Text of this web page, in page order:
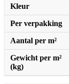
Kleur
Per verpakking
Aantal per m²
Gewicht per m²
(kg)